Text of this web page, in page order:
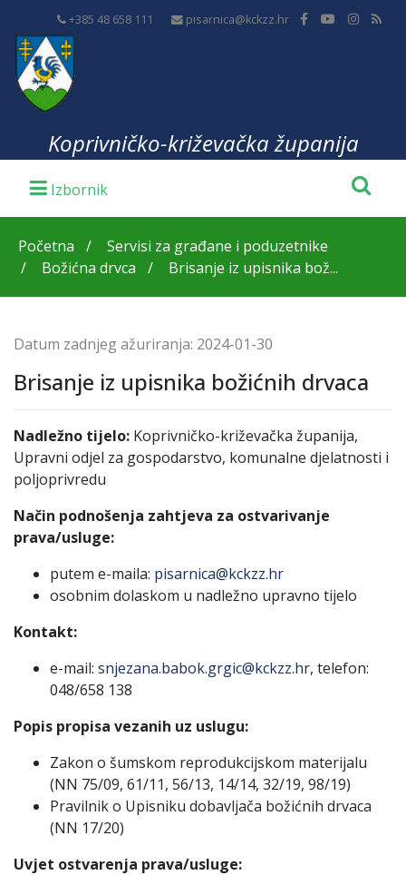
+385 48 658 111 pisarnica@kckzz.hr
Koprivničko-križevačka županija
Početna
Servisi za građane i poduzetnike
Božićna drvca
Brisanje iz upisnika bož...
Datum zadnjeg ažuriranja: 2024-01-30
Brisanje iz upisnika božićnih drvaca
Nadležno tijelo: Koprivničko-križevačka županija,
Upravni odjel za gospodarstvo, komunalne djelatnosti i
poljoprivredu
Način podnošenja zahtjeva za ostvarivanje
prava/usluge:
putem e-maila: pisarnica@kckzz.hr
osobnim dolaskom u nadležno upravno tijelo
Kontakt:
e-mail: snjezana.babok.grgic@kckzz.hr, telefon:
048/658 138
Popis propisa vezanih uz uslugu:
Zakon o šumskom reprodukcijskom materijalu
(NN 75/09, 61/11, 56/13, 14/14, 32/19, 98/19)
Pravilnik o Upisniku dobavljača božićnih drvaca
(NN 17/20)
Uvjet ostvarenja prava/usluge: